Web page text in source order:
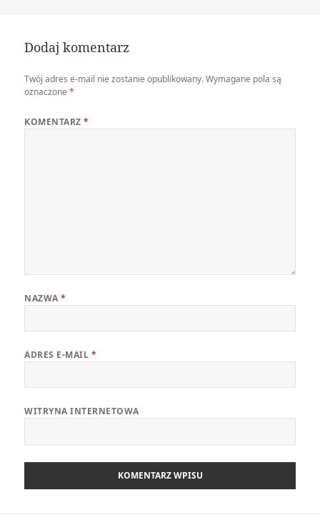
Dodaj komentarz
Twój adres e-mail nie zostanie opublikowany. Wymagane pola są
oznaczone*
KOMENTARZ*
NAZWA*
ADRES E-MAIL *
WITRYNA INTERNETOWA